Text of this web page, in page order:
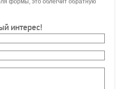
формы, это облегчит обратную
интерес!